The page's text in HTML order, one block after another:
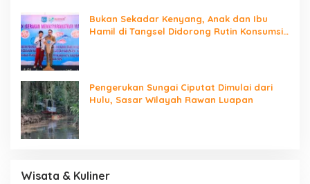
Bukan Sekadar Kenyang, Anak dan Ibu
Hamil di Tangsel Didorong Rutin Konsumsi
Pengerukan Sungai Ciputat Dimulai dari
Hulu, Sasar Wilayah Rawan Luapan
Wisata & Kuliner